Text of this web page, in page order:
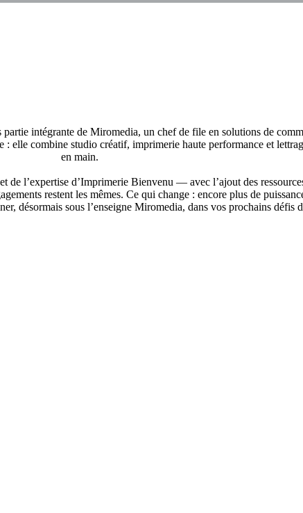
intégrante de Miromedia, un chef de file en solutions de
combine studio créatif, imprimerie haute performance et
en main.
l’expertise d’Imprimerie Bienvenu — avec l’ajout des
restent les mêmes. Ce qui change : encore plus de
désormais sous l’enseigne Miromedia, dans vos prochains défis